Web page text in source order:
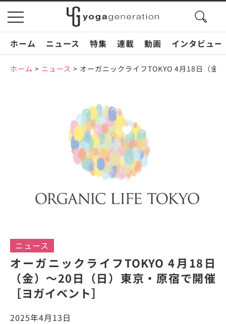
toggle
navigation
search
ホーム
ニュース 特集 連載 動画 インタビュー
ホーム > ニュース > オーガニックライフTOKYO 4月18日（金
ニュース
オーガニックライフTOKYO 4月18日
（金）〜20日（日）東京・原宿で開催
［ヨガイベント］
2025年4月13日